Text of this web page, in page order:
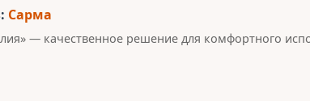
Сарма
— качественное решение для комфортного